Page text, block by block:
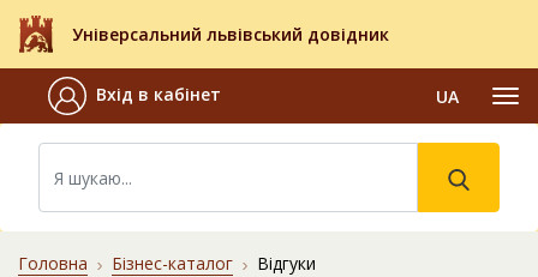
Універсальний львівський довідник
Вхід в кабінет UA
Головна Бізнес-каталог Відгуки